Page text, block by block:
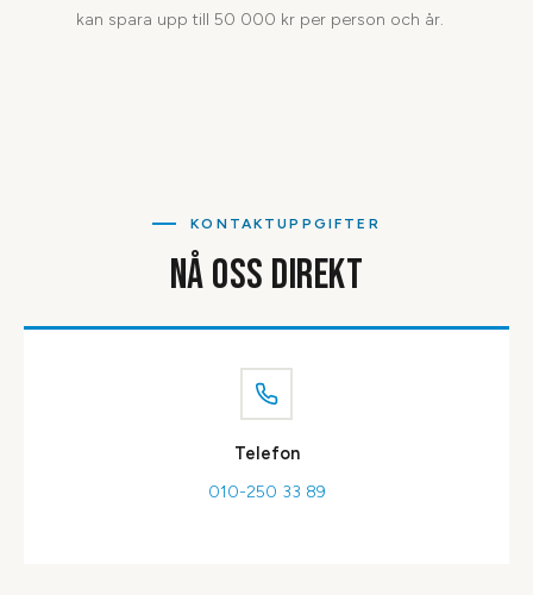
kan spara upp till 50 000 kr per person och år.
KONTAKTUPPGIFTER
NÅ OSS DIREKT
Telefon
010-250 33 89